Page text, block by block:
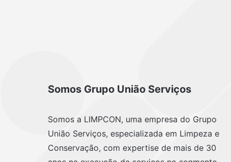
Somos Grupo União Serviços
Somos a LIMPCON, uma empresa do Grupo
União Serviços, especializada em Limpeza e
Conservação, com expertise de mais de 30